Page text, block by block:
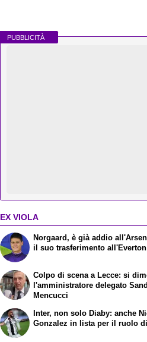
PUBBLICITÀ
EX VIOLA
Norgaard, è già addio
il suo trasferimento all'Everton
Colpo di scena a Lecce: si
l'amministratore delegato
Mencucci
Inter, non solo Diaby: anche
Gonzalez in lista per il ruolo